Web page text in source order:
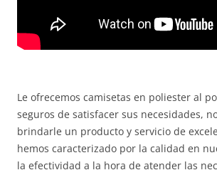
Le ofrecemos camisetas en poliester al
seguros de satisfacer sus necesidades,
brindarle un producto y servicio de
hemos caracterizado por la calidad en
la efectividad a la hora de atender las